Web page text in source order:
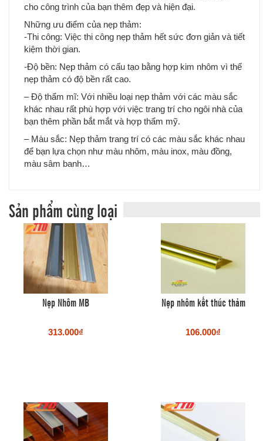
cho công trình của bạn thêm đẹp và hiện đại.
Những ưu điểm của nẹp thảm:
-Thi công: Việc thi công nẹp thảm hết sức đơn giản và tiết
kiệm thời gian.
-Độ bền: Nẹp thảm có cấu tạo bằng hợp kim nhôm vì thế
nẹp thảm có độ bền rất cao.
– Độ thẩm mĩ: Với nhiều loại nẹp thảm với các màu sắc
khác nhau rất phù hợp với việc trang trí cho ngôi nhà của
bạn thêm phần bắt mắt và hợp thẩm mỹ.
– Màu sắc: Nẹp thảm trang trí có các màu sắc khác nhau
để bạn lựa chọn như màu nhôm, màu inox, màu đồng,
màu sâm banh…
Sản phẩm cùng loại
Nẹp Nhôm MB
313.000₫
Nẹp nhôm kết thúc thảm
106.000₫